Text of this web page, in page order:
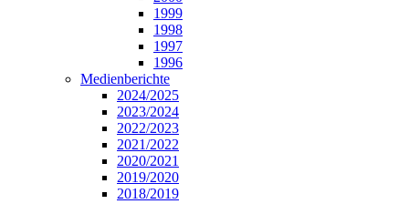
1999
1998
1997
1996
Medienberichte
2024/2025
2023/2024
2022/2023
2021/2022
2020/2021
2019/2020
2018/2019